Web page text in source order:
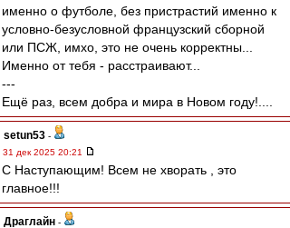
именно о футболе, без пристрастий именно к
условно-безусловной французский сборной
или ПСЖ, имхо, это не очень корректны...
Именно от тебя - расстраивают...
---
Ещё раз, всем добра и мира в Новом году!....
setun53 -
31 дек 2025 20:21
С Наступающим! Всем не хворать , это
главное!!!
Драглайн -